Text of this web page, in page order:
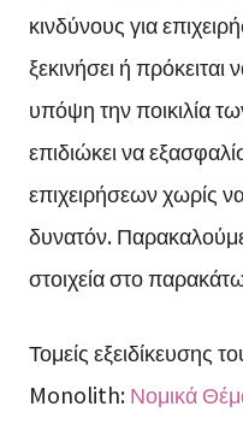
κινδύνους για
ξεκινήσει ή
υπόψη την ποικιλία
επιδιώκει να
επιχειρήσεων χωρίς
δυνατόν.
στοιχεία στο
Τομείς εξειδίκευσης
Monolith:Νομικά